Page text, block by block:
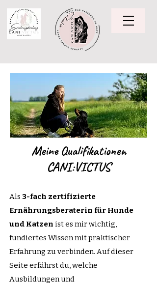
Meine Qualifikationen
CANI:VICTUS
Als 3-fach zertifizierte
Ernährungsberaterin für Hunde
und Katzen ist es mir wichtig,
fundiertes Wissen mit praktischer
Erfahrung zu verbinden. Auf dieser
Seite erfährst du, welche
Ausbildungen und